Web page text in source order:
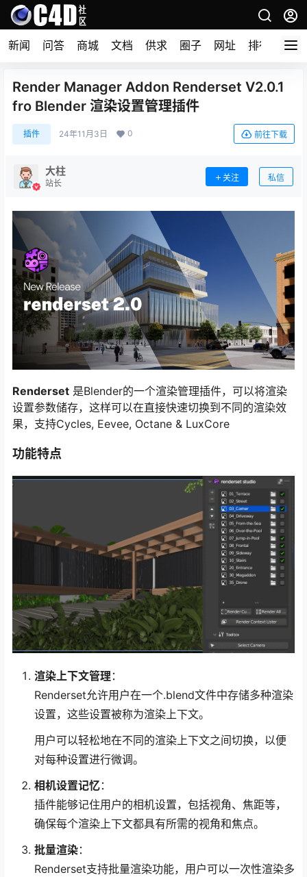
新闻 问答 商城 文档 供求 圈子 网址 排行榜
Render Manager Addon Renderset V2.0.1
fro Blender 渲染设置管理插件
插件 24年11月3日 0 前往下载
大柱
站长
关注 私信
Renderset 是Blender的一个渲染管理插件，可以将渲染
设置参数储存，这样可以在直接快速切换到不同的渲染效
果，支持Cycles, Eevee, Octane & LuxCore
功能特点
渲染上下文管理 ：
Renderset允许用户在一个.blend文件中存储多种渲染
设置，这些设置被称为渲染上下文。
用户可以轻松地在不同的渲染上下文之间切换，以便
对每种设置进行微调。
相机设置记忆：
插件能够记住用户的相机设置，包括视角、焦距等，
确保每个渲染上下文都具有所需的视角和焦点。
批量渲染：
Renderset支持批量渲染功能，用户可以一次性渲染多